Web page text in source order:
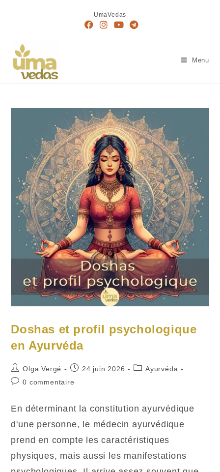
UmaVedas
Menu
Doshas et profil psychologique
en Ayurvéda
Auteur/autrice
de
Olga Vergé
Publication
24 juin 2026
PostAyurvéda
Commentaires
publication :
0 commentaire
En déterminant la constitution ayurvédique
d'une personne, le médecin ayurvédique
prend en compte les caractéristiques
physiques, mais aussi les manifestations